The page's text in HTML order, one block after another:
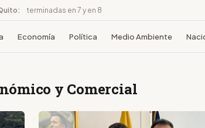
terminadas en 7 y en 8
Economía Política Medio Ambiente
y Comercial